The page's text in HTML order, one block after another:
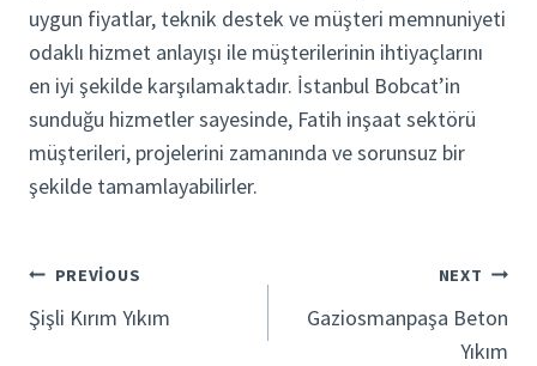
uygun fiyatlar, teknik destek ve müşteri memnuniyeti
odaklı hizmet anlayışı ile müşterilerinin ihtiyaçlarını
en iyi şekilde karşılamaktadır. İstanbul Bobcat’in
sunduğu hizmetler sayesinde, Fatih inşaat sektörü
müşterileri, projelerini zamanında ve sorunsuz bir
şekilde tamamlayabilirler.
Yazı
gezinmesi
PREVIOUS
Şişli Kırım Yıkım
NEXT
Gaziosmanpaşa Beton
Yıkım